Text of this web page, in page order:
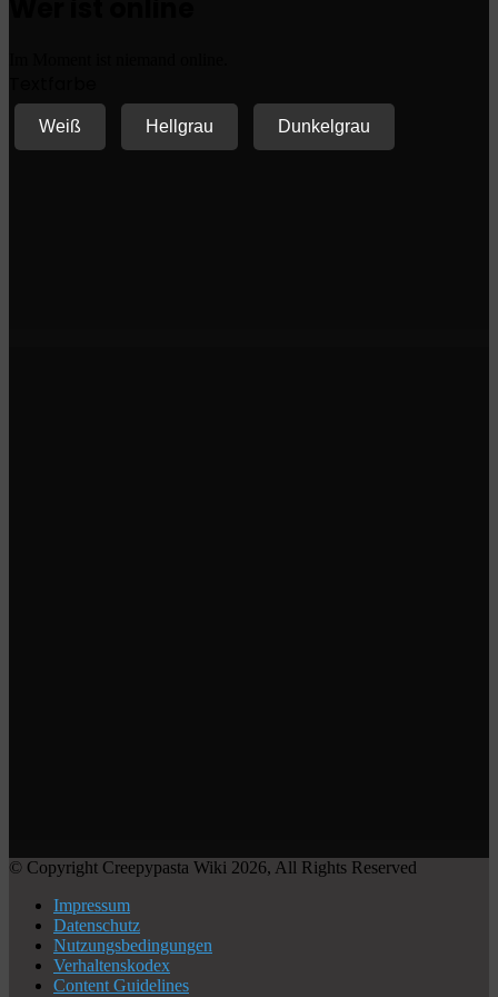
Weiß Hellgrau Dunkelgrau
© Copyright Creepypasta Wiki 2026, All Rights Reserved
Impressum
Datenschutz
Nutzungsbedingungen
Verhaltenskodex
Content Guidelines